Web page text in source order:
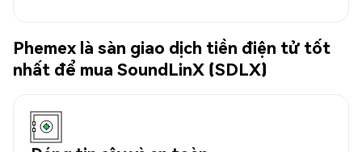
Phemex là sàn giao dịch tiền điện tử tốt
nhất để mua SoundLinX (SDLX)